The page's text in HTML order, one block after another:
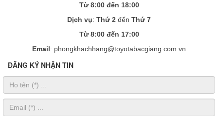
Từ 8:00 đến 18:00
Dịch vụ: Thứ 2 đến Thứ 7
Từ 8:00 đến 17:00
Email: phongkhachhang@toyotabacgiang.com.vn
ĐĂNG KÝ NHẬN TIN